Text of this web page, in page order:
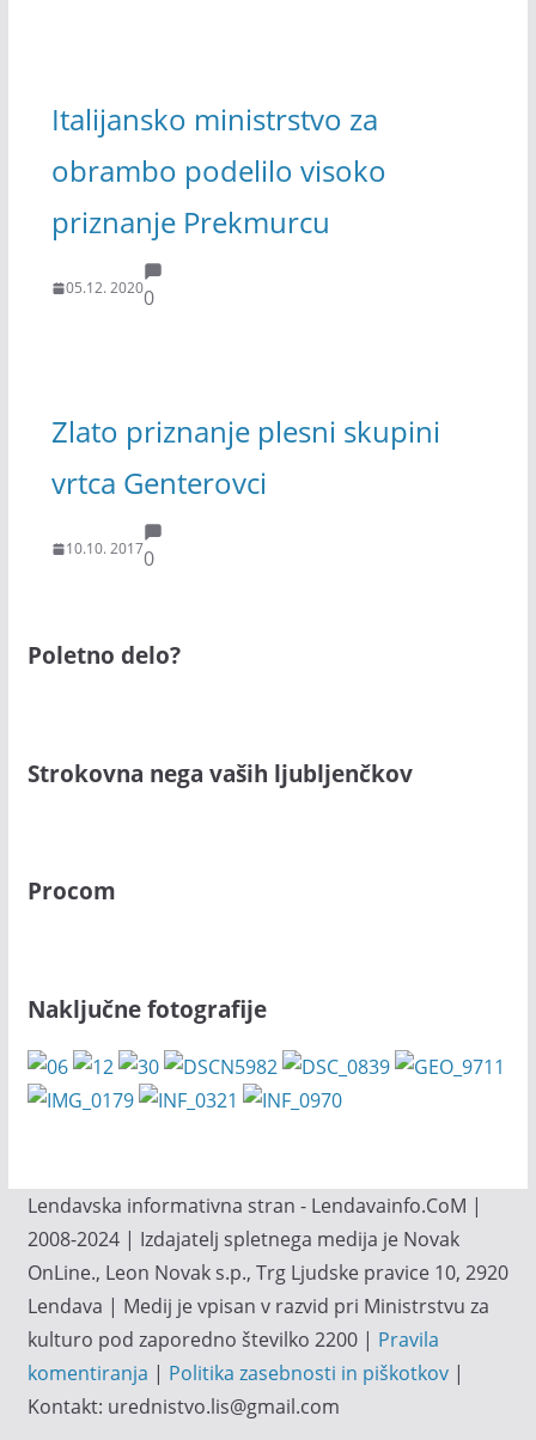
Italijansko ministrstvo za
obrambo podelilo visoko
priznanje Prekmurcu
05.12. 20200
Zlato priznanje plesni skupini
vrtca Genterovci
10.10. 20170
Poletno delo?
Strokovna nega vaših ljubljenčkov
Procom
Naključne fotografije
Lendavska informativna stran - Lendavainfo.CoM |
2008-2024 | Izdajatelj spletnega medija je Novak
OnLine., Leon Novak s.p., Trg Ljudske pravice 10, 2920
Lendava | Medij je vpisan v razvid pri Ministrstvu za
kulturo pod zaporedno številko 2200 | Pravila
komentiranja | Politika zasebnosti in piškotkov|
Kontakt: urednistvo.lis@gmail.com